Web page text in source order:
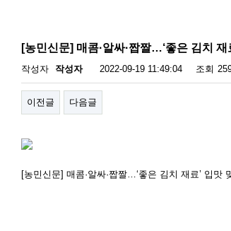
[농민신문] 매콤·알싸·짭짤…‘좋은 김치
작성자 작성자 2022-09-19 11:49:04 조회
이전글 다음글
[농민신문] 매콤·알싸·짭짤…‘좋은 김치 재료’ 입맛